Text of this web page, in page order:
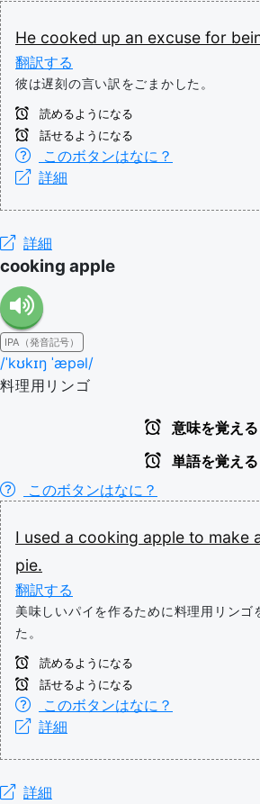
He cooked up an excuse for
翻訳する
彼は遅刻の言い訳をごまかした。
読めるようになる
話せるようになる
このボタンはなに？
詳細
詳細
cooking apple
IPA（発音記号）
/ˈkʊkɪŋ ˈæpəl/
料理用リンゴ
意味を覚える
単語を覚える
このボタンはなに？
I used a cooking apple to make
pie.
翻訳する
美味しいパイを作るために料理用リンゴ
た。
読めるようになる
話せるようになる
このボタンはなに？
詳細
詳細